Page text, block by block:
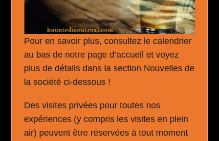
Pour en savoir plus, consultez le calendrier
au bas de notre page d’accueil et voyez
plus de détails dans la section Nouvelles de
la société ci-dessous !
Des visites privées pour toutes nos
expériences (y compris les visites en plein
air) peuvent être réservées à tout moment